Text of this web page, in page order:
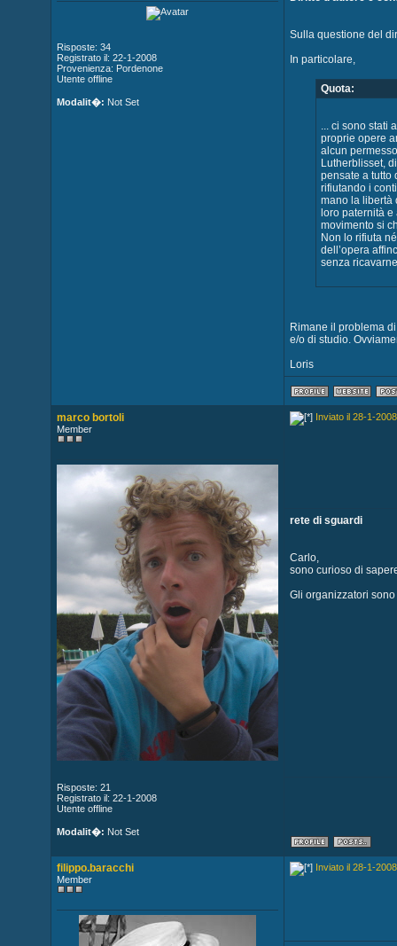
Risposte: 34
Registrato il: 22-1-2008
Provenienza: Pordenone
Utente offline
Modalit�: Not Set
Sulla questione del
In particolare,
Quota:
... ci sono stati
proprie opere
alcun
Lutherblisset,
pensate a tutto
rifiutando i
mano la libertà
loro paternità
movimento si
Non lo rifiuta
dell’opera
senza
Rimane il problema
e/o di studio.
Loris
marco bortoli
Member
Risposte: 21
Registrato il: 22-1-2008
Utente offline
Modalit�: Not Set
Inviato il 28-1-
rete di sguardi
Carlo,
sono curioso di
Gli organizzatori
filippo.baracchi
Member
Inviato il 28-1-